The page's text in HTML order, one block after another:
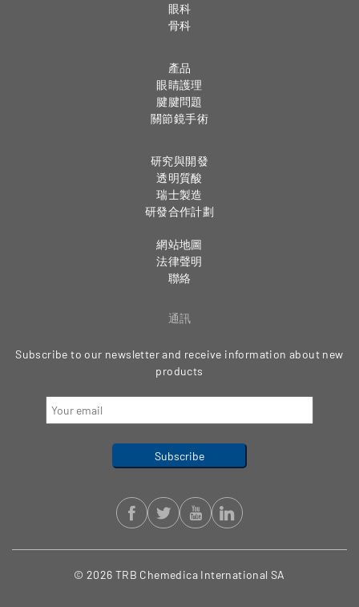
眼科
骨科
產品
眼睛護理
腱腱問題
關節鏡手術
研究與開發
透明質酸
瑞士製造
研發合作計劃
網站地圖
法律聲明
聯絡
通訊
Subscribe to our newsletter and receive information about new
products
© 2026 TRB Chemedica International SA